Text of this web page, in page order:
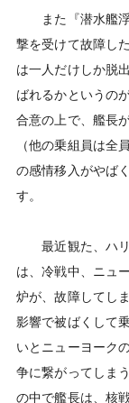
また『潜水艦浮
撃を受けて故障し
は一人だけしか脱
ばれるかというの
合意の上で、艦長
（他の乗組員は全
の感情移入がやば
す。
最近観た、ハリ
は、冷戦中、ニュ
炉が、故障してし
影響で被ばくして
いとニューヨーク
争に繋がってしま
の中で艦長は、核